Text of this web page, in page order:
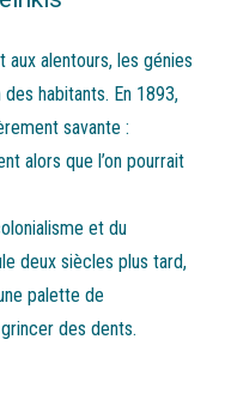
alentours, les génies
habitants. En 1893,
savante :
alors que l’on pourrait
et du
deux siècles plus tard,
palette de
des dents.